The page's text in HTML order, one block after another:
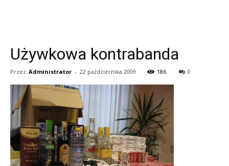
Używkowa kontrabanda
Przez Administrator - 22 października 2009 186 0